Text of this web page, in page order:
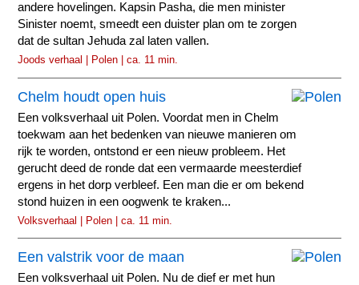
andere hovelingen. Kapsin Pasha, die men minister
Sinister noemt, smeedt een duister plan om te zorgen
dat de sultan Jehuda zal laten vallen.
Joods verhaal | Polen | ca. 11 min.
Chelm houdt open huis
Een volksverhaal uit Polen. Voordat men in Chelm
toekwam aan het bedenken van nieuwe manieren om
rijk te worden, ontstond er een nieuw probleem. Het
gerucht deed de ronde dat een vermaarde meesterdief
ergens in het dorp verbleef. Een man die er om bekend
stond huizen in een oogwenk te kraken...
Volksverhaal | Polen | ca. 11 min.
Een valstrik voor de maan
Een volksverhaal uit Polen. Nu de dief er met hun